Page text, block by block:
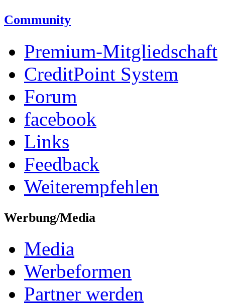
Community
Premium-Mitgliedschaft
CreditPoint System
Forum
facebook
Links
Feedback
Weiterempfehlen
Werbung/Media
Media
Werbeformen
Partner werden